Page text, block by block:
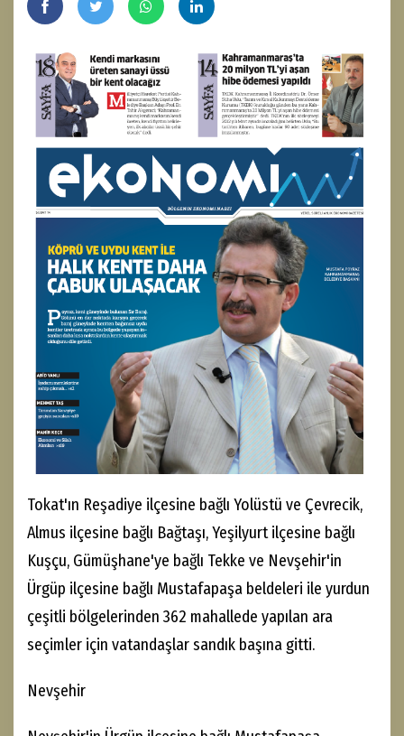
Tokat'ın Reşadiye ilçesine bağlı Yolüstü ve Çevrecik,
Almus ilçesine bağlı Bağtaşı, Yeşilyurt ilçesine bağlı
Kuşçu, Gümüşhane'ye bağlı Tekke ve Nevşehir'in
Ürgüp ilçesine bağlı Mustafapaşa beldeleri ile yurdun
çeşitli bölgelerinden 362 mahallede yapılan ara
seçimler için vatandaşlar sandık başına gitti.
Nevşehir